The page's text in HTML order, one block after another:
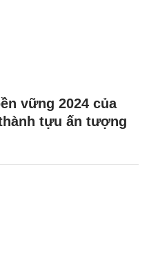
vững 2024 của
tựu ấn tượng